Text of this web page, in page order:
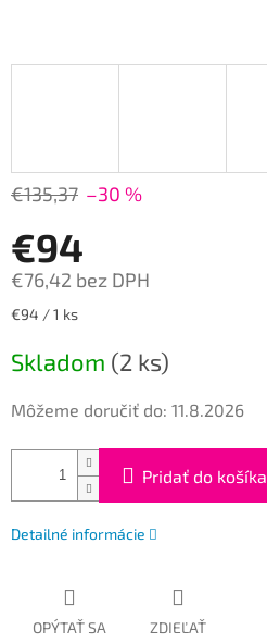
€135,37 –30 %
€94
€76,42 bez DPH
Jednotková
€94 / 1 ks
Skladom (2 ks)
Môžeme doručiť do: 11.8.2026
Pridať do košíka
Detailné informácie
OPÝTAŤ SA ZDIEĽAŤ